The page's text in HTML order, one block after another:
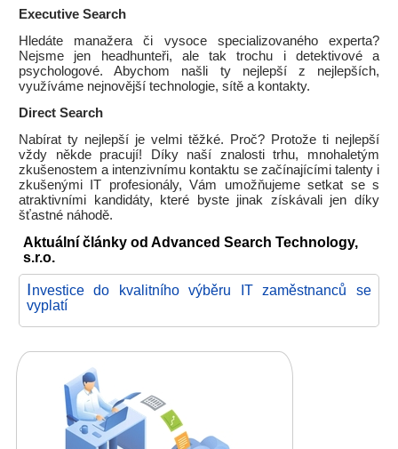
Executive Search
Hledáte manažera či vysoce specializovaného experta?
Nejsme jen headhunteři, ale tak trochu i detektivové a
psychologové. Abychom našli ty nejlepší z nejlepších,
využíváme nejnovější technologie, sítě a kontakty.
Direct Search
Nabírat ty nejlepší je velmi těžké. Proč? Protože ti nejlepší
vždy někde pracují! Díky naší znalosti trhu, mnohaletým
zkušenostem a intenzivnímu kontaktu se začínajícími talenty i
zkušenými IT profesionály, Vám umožňujeme setkat se s
atraktivními kandidáty, které byste jinak získávali jen díky
šťastné náhodě.
Aktuální články od Advanced Search Technology,
s.r.o.
Investice do kvalitního výběru IT zaměstnanců se
vyplatí